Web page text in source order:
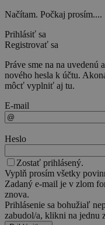
Načítam. Počkaj prosím....
Prihlásiť sa
Registrovať sa
Práve sme na na uvedenú
nového hesla k účtu.
môcť vyplniť aj tu.
E-mail
Heslo
Zostať prihlásený.
Vyplň prosím všetky
Zadaný e-mail je v zlom
znova.
Prihlásenie sa bohužiaľ
zabudol/a, klikni na jednu